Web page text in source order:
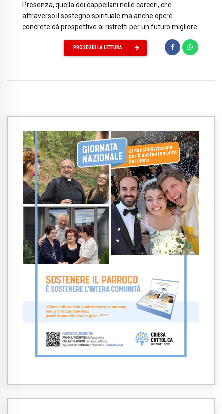
Presenza, quella dei cappellani nelle carceri, che
attraverso il sostegno spirituale ma anche opere
concrete dà prospettive ai ristretti per un futuro migliore.
PROSEGUI LA LETTURA